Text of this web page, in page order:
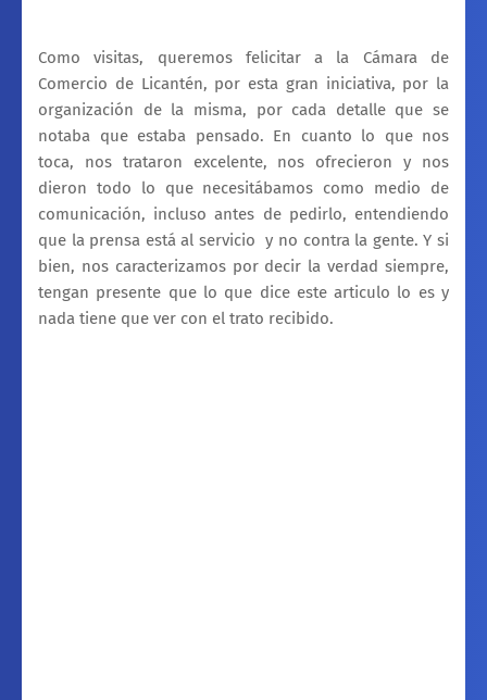
Como visitas, queremos felicitar a la Cámara de
Comercio de Licantén, por esta gran iniciativa, por la
organización de la misma, por cada detalle que se
notaba que estaba pensado. En cuanto lo que nos
toca, nos trataron excelente, nos ofrecieron y nos
dieron todo lo que necesitábamos como medio de
comunicación, incluso antes de pedirlo, entendiendo
que la prensa está al servicio y no contra la gente. Y si
bien, nos caracterizamos por decir la verdad siempre,
tengan presente que lo que dice este articulo lo es y
nada tiene que ver con el trato recibido.